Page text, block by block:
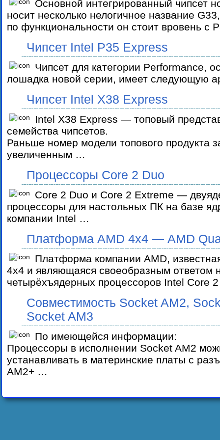
Основной интегрированный чипсет
носит несколько нелогичное название
по функциональности он стоит вровень с
Чипсет Intel P35 Express
Чипсет для категории Performance,
лошадка новой серии, имеет следующую
Чипсет Intel X38 Express
Intel X38 Express — топовый
семейства чипсетов.
Раньше номер модели топового продукта
увеличенным …
Процессоры Core 2 Duo
Core 2 Duo и Core 2 Extreme —
процессоры для настольных ПК на базе
компании Intel …
Платформа AMD 4х4 — AMD
Платформа компании AMD,
4x4 и являющаяся своеобразным ответом
четырёхъядерных процессоров Intel Core
Совместимость Socket AM2,
Socket AM3
По имеющейся информации:
Процессоры в исполнении Socket AM2
устанавливать в материнские платы с
AM2+ …